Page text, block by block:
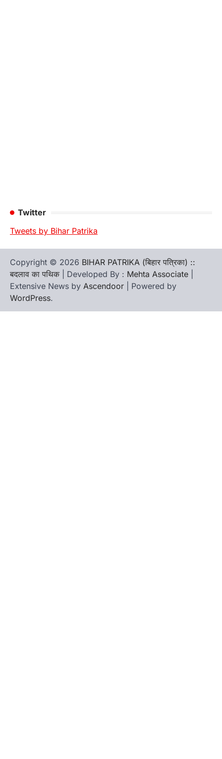
Twitter
Tweets by Bihar Patrika
Copyright © 2026 BIHAR PATRIKA (बिहार पत्रिका) ::
बदलाव का पथिक | Developed By : Mehta Associate
Extensive News by Ascendoor | Powered by
WordPress.